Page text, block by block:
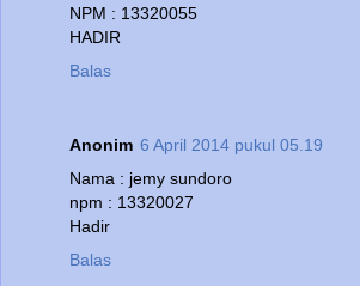
NPM : 13320055
HADIR
Balas
Anonim 6 April 2014 pukul 05.19
Nama : jemy sundoro
npm : 13320027
Hadir
Balas